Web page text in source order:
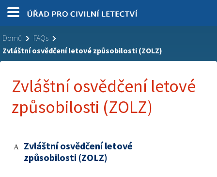
Domů
FAQs
Zvláštní osvědčení letové způsobilosti (ZOLZ)
Zvláštní osvědčení letové
způsobilosti (ZOLZ)
A
Zvláštní osvědčení letové
způsobilosti (ZOLZ)